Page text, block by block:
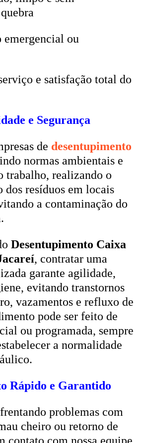
emergencial ou
e satisfação total do
e Segurança
de desentupimento
normas ambientais e
trabalho, realizando o
dos resíduos em locais
a contaminação do
Desentupimento Caixa
, contratar uma
garante agilidade,
evitando transtornos
vazamentos e refluxo de
pode ser feito de
ou programada, sempre
a normalidade
Rápido e Garantido
problemas com
cheiro ou retorno de